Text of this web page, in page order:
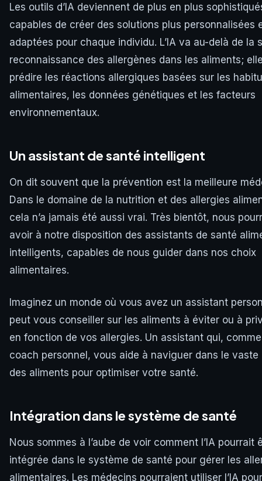
Les outils d’IA deviennent de plus en plus
capables de créer des solutions plus personnalisées
adaptées pour chaque individu. L’IA va au-delà de la
reconnaissance des allergènes dans les aliments;
prédire les réactions allergiques basées sur les
alimentaires, les données génétiques et les facteurs
environnementaux.
Un assistant de santé intelligent
On dit souvent que la prévention est la meilleure
Dans le domaine de la nutrition et des allergies
cela n’a jamais été aussi vrai. Très bientôt, nous
avoir à notre disposition des assistants de santé
intelligents, capables de nous guider dans nos choix
alimentaires.
Imaginez un monde où vous avez un assistant
peut vous conseiller sur les aliments à éviter ou à
en fonction de vos allergies. Un assistant qui,
coach personnel, vous aide à naviguer dans le vaste
des aliments pour optimiser votre santé.
Intégration dans le système de santé
Nous sommes à l’aube de voir comment l’IA pourrait
intégrée dans le système de santé pour gérer les
alimentaires. Les médecins pourraient utiliser l’IA